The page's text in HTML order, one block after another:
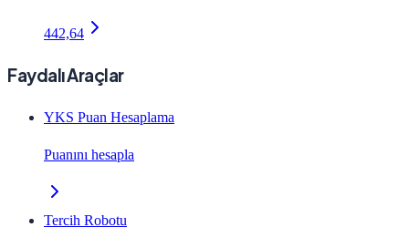
442,64
Faydalı Araçlar
YKS Puan Hesaplama
Puanını hesapla
Tercih Robotu